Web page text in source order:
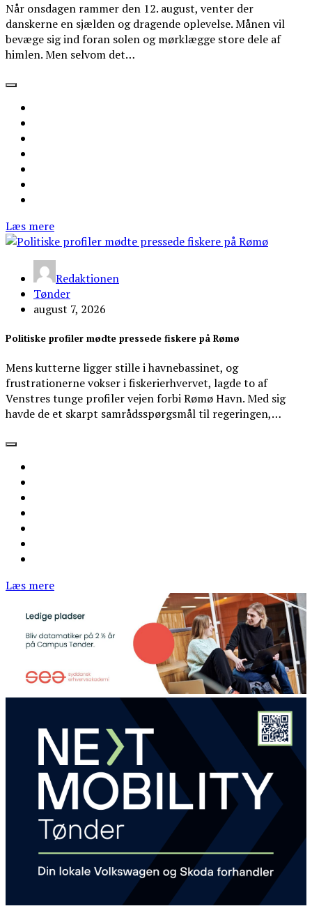
Når onsdagen rammer den 12. august, venter der
danskerne en sjælden og dragende oplevelse. Månen vil
bevæge sig ind foran solen og mørklægge store dele af
himlen. Men selvom det…
Læs mere
Redaktionen
Tønder
august 7, 2026
Politiske profiler mødte pressede fiskere på Rømø
Mens kutterne ligger stille i havnebassinet, og
frustrationerne vokser i fiskerierhvervet, lagde to af
Venstres tunge profiler vejen forbi Rømø Havn. Med sig
havde de et skarpt samrådsspørgsmål til regeringen,…
Læs mere